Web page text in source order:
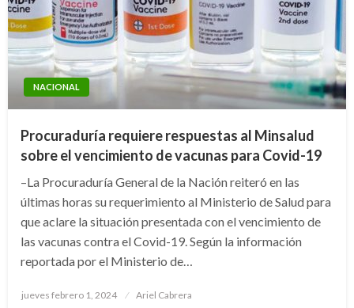
NACIONAL
Procuraduría requiere respuestas al Minsalud
sobre el vencimiento de vacunas para Covid-19
–La Procuraduría General de la Nación reiteró en las
últimas horas su requerimiento al Ministerio de Salud para
que aclare la situación presentada con el vencimiento de
las vacunas contra el Covid-19. Según la información
reportada por el Ministerio de…
Publicado
jueves febrero 1, 2024 Ariel Cabrera